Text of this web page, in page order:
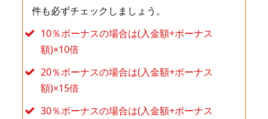
件も必ずチェックしましょう。
10％ボーナスの場合は(入金額+ボーナス
額)×10倍
20％ボーナスの場合は(入金額+ボーナス
額)×15倍
30％ボーナスの場合は(入金額+ボーナス